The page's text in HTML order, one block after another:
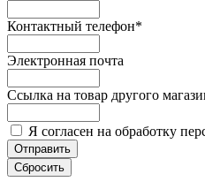
Контактный телефон*
Электронная почта
Ссылка на товар другого
Я согласен на обработку